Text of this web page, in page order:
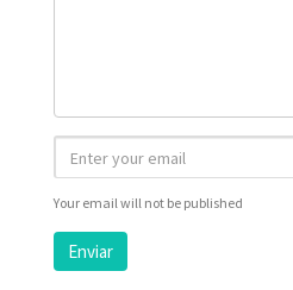
Your email will not be published
Enviar